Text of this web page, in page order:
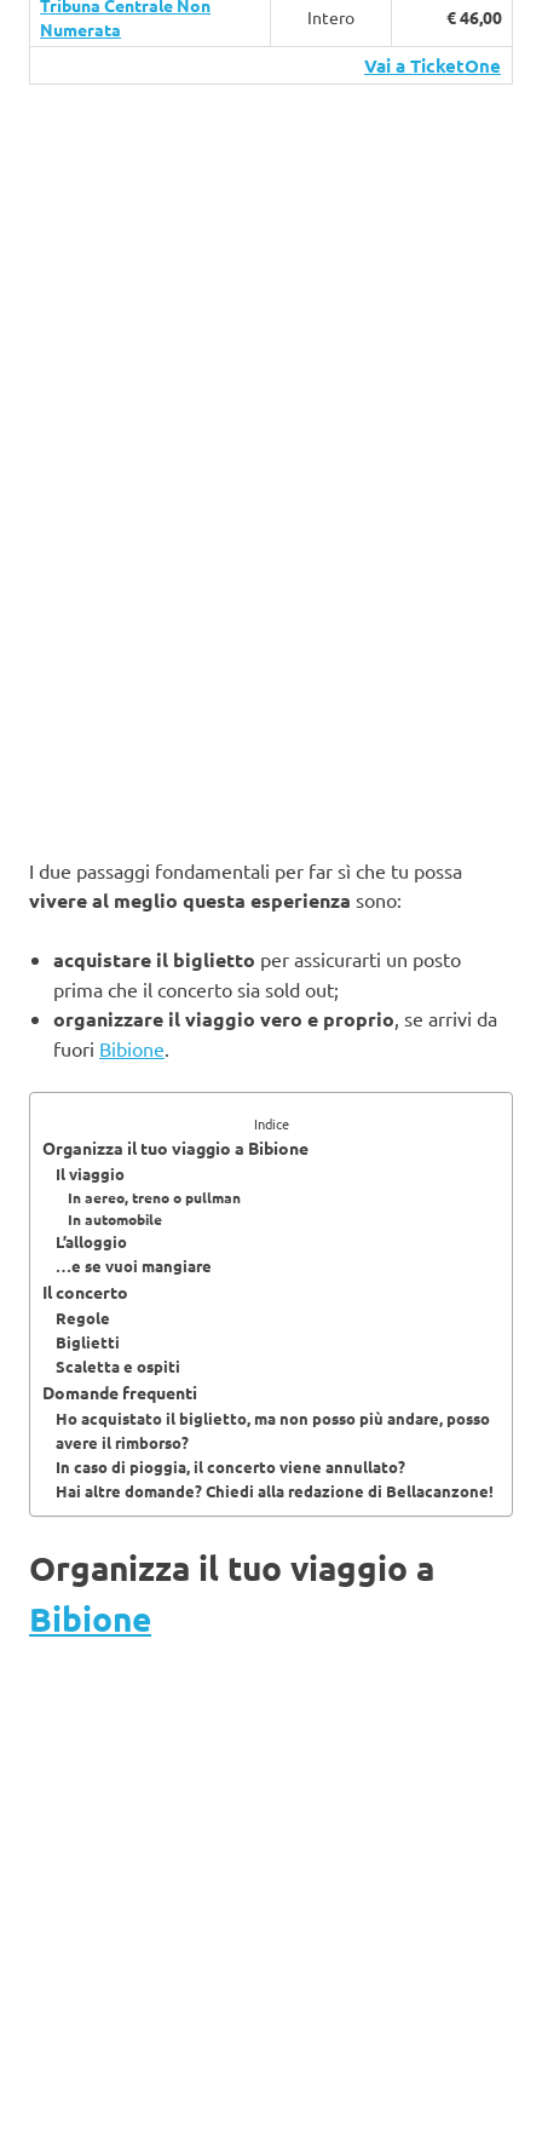
Tribuna Centrale Non
Numerata
Intero € 46,00
Vai a TicketOne
I due passaggi fondamentali per far sì che tu possa
vivere al meglio questa esperienza sono:
acquistare il biglietto per assicurarti un posto
prima che il concerto sia sold out;
organizzare il viaggio vero e proprio , se arrivi da
fuori Bibione
Indice
Organizza il tuo viaggio a Bibione
Il viaggio
In aereo, treno o pullman
In automobile
L’alloggio
…e se vuoi mangiare
Il concerto
Regole
Biglietti
Scaletta e ospiti
Domande frequenti
Ho acquistato il biglietto, ma non posso più andare, posso
avere il rimborso?
In caso di pioggia, il concerto viene annullato?
Hai altre domande? Chiedi alla redazione di Bellacanzone!
Organizza il tuo viaggio a
Bibione